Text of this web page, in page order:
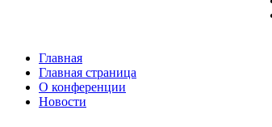
Главная
Главная страница
О конференции
Новости